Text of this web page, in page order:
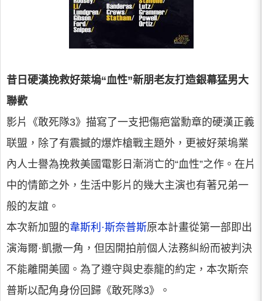
昔日硬漢挽救好萊塢“血性”新朋老友打造銀幕猛男大
聯歡
影片《敢死隊3》描寫了一支把傷疤當勳章的硬漢正義
联盟，除了有震撼的爆炸槍戰主題外，更被好萊塢業
內人士譽為挽救美國電影日漸消亡的“血性”之作。在片
中的情節之外，生活中影片的幾大主演也有著兄弟一
般的友誼。
本次新加盟的韋斯利·斯奈普斯原本計畫從第一部即出
演海爾·凱撒一角，但因開拍前個人法務糾紛而被判決
不能離開美國。為了遵守與史泰龍的約定，本次斯奈
普斯以配角身份回歸《敢死隊3》。